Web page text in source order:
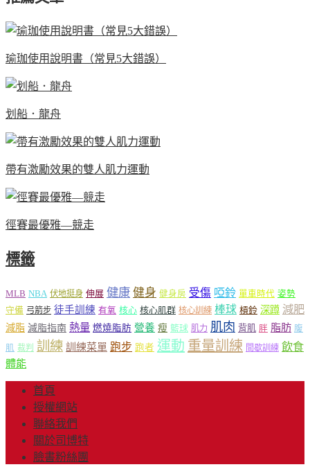
瑜珈使用說明書（常見5大錯誤）
划船．龍舟
帶有激勵效果的雙人肌力運動
徑賽最優雅—競走
標籤
MLB NBA 伏地挺身 伸展 健康 健身 健身房 受傷 啞鈴 單車時代 姿勢
守備 弓箭步 徒手訓練 有氧 核心 核心肌群 核心訓練 棒球 槓鈴 深蹲 減肥
減脂 減脂指南 熱量 燃燒脂肪 營養 瘦 籃球 肌力 肌肉 背肌 胖 脂肪 腹
肌 裁判 訓練 訓練菜單 跑步 跑者 運動 重量訓練 間歇訓練 飲食
體能
首頁
授權網站
聯絡我們
關於司博特
臉書粉絲團